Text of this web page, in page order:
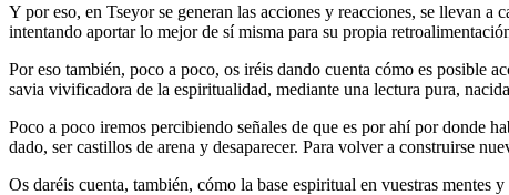
Y por eso, en Tseyor se generan las acciones y reacciones, se llevan
intentando aportar lo mejor de sí misma para su propia
Por eso también, poco a poco, os iréis dando cuenta cómo es posible
savia vivificadora de la espiritualidad, mediante una lectura pura,
Poco a poco iremos percibiendo señales de que es por ahí por donde
dado, ser castillos de arena y desaparecer. Para volver a construirse
Os daréis cuenta, también, cómo la base espiritual en vuestras mentes